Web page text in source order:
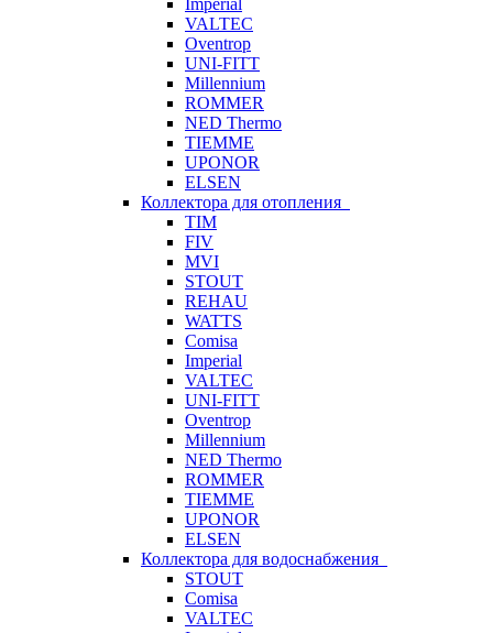
Imperial
VALTEC
Oventrop
UNI-FITT
Millennium
ROMMER
NED Thermo
TIEMME
UPONOR
ELSEN
Коллектора для отопления
TIM
FIV
MVI
STOUT
REHAU
WATTS
Comisa
Imperial
VALTEC
UNI-FITT
Oventrop
Millennium
NED Thermo
ROMMER
TIEMME
UPONOR
ELSEN
Коллектора для водоснабжения
STOUT
Comisa
VALTEC